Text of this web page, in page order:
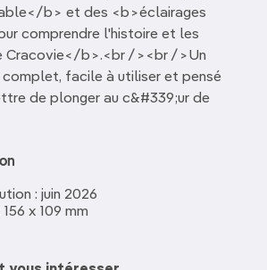
b> et des <b>éclairages
comprendre l'histoire et les
Cracovie</b>.<br /><br />Un
complet, facile à utiliser et pensé
de plonger au c&#339;ur de
: juin 2026
x 109 mm